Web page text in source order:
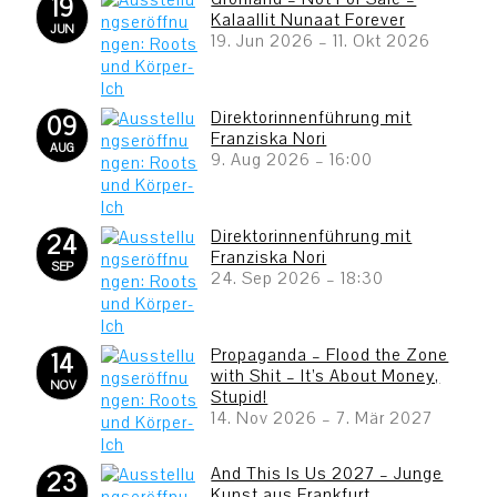
19
JUN
Kalaallit Nunaat Forever
19. Jun 2026 –11. Okt 2026
09
AUG
Direktorinnenführung mit
Franziska Nori
9. Aug 2026 –16:00
24
SEP
Direktorinnenführung mit
Franziska Nori
24. Sep 2026 –18:30
14
NOV
Propaganda – Flood the Zone
with Shit – It’s About Money,
Stupid!
14. Nov 2026 –7. Mär 2027
23
And This Is Us 2027 – Junge